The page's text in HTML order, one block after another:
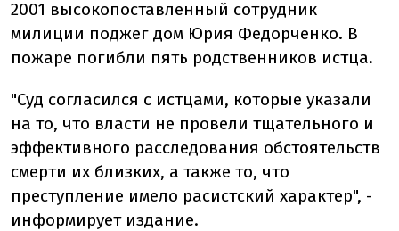
2001 высокопоставленный сотрудник
милиции поджег дом Юрия Федорченко. В
пожаре погибли пять родственников истца.
"Суд согласился с истцами, которые указали
на то, что власти не провели тщательного и
эффективного расследования обстоятельств
смерти их близких, а также то, что
преступление имело расистский характер", -
информирует издание.